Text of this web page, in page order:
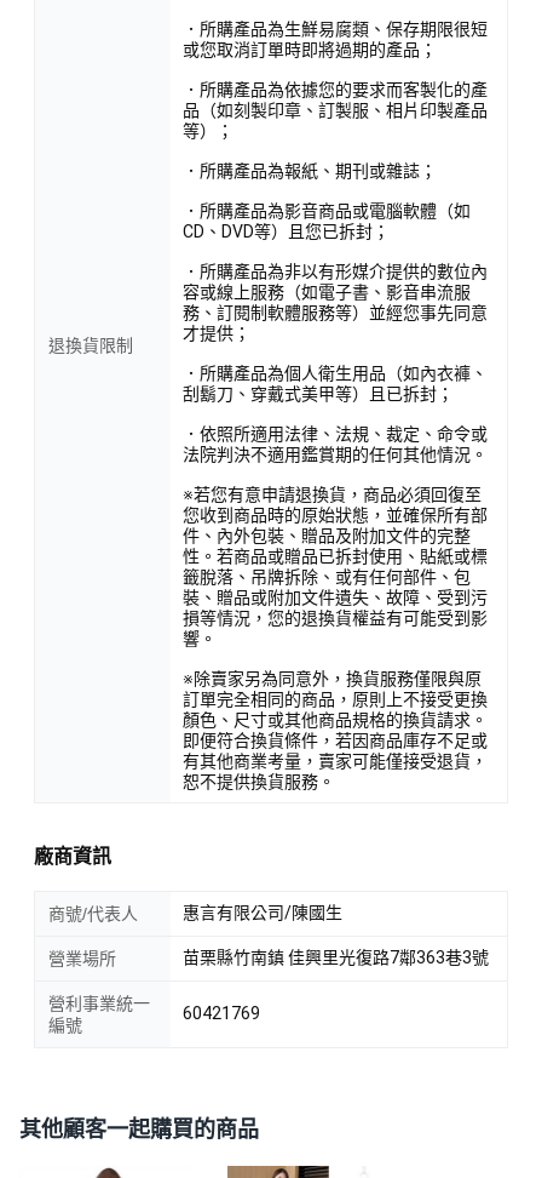
退換貨限制
．所購產品為生鮮易腐類、保存期限很短
或您取消訂單時即將過期的產品；
．所購產品為依據您的要求而客製化的產
品（如刻製印章、訂製服、相片印製產品
等）；
．所購產品為報紙、期刊或雜誌；
．所購產品為影音商品或電腦軟體（如
CD、DVD等）且您已拆封；
．所購產品為非以有形媒介提供的數位內
容或線上服務（如電子書、影音串流服
務、訂閱制軟體服務等）並經您事先同意
才提供；
．所購產品為個人衛生用品（如內衣褲、
刮鬍刀、穿戴式美甲等）且已拆封；
．依照所適用法律、法規、裁定、命令或
法院判決不適用鑑賞期的任何其他情況。
※若您有意申請退換貨，商品必須回復至
您收到商品時的原始狀態，並確保所有部
件、內外包裝、贈品及附加文件的完整
性。若商品或贈品已拆封使用、貼紙或標
籤脫落、吊牌拆除、或有任何部件、包
裝、贈品或附加文件遺失、故障、受到污
損等情況，您的退換貨權益有可能受到影
響。
※除賣家另為同意外，換貨服務僅限與原
訂單完全相同的商品，原則上不接受更換
顏色、尺寸或其他商品規格的換貨請求。
即便符合換貨條件，若因商品庫存不足或
有其他商業考量，賣家可能僅接受退貨，
恕不提供換貨服務。
廠商資訊
商號/代表人 惠言有限公司/陳國生
營業場所 苗栗縣竹南鎮 佳興里光復路7鄰363巷3號
營利事業統一
編號
60421769
其他顧客一起購買的商品